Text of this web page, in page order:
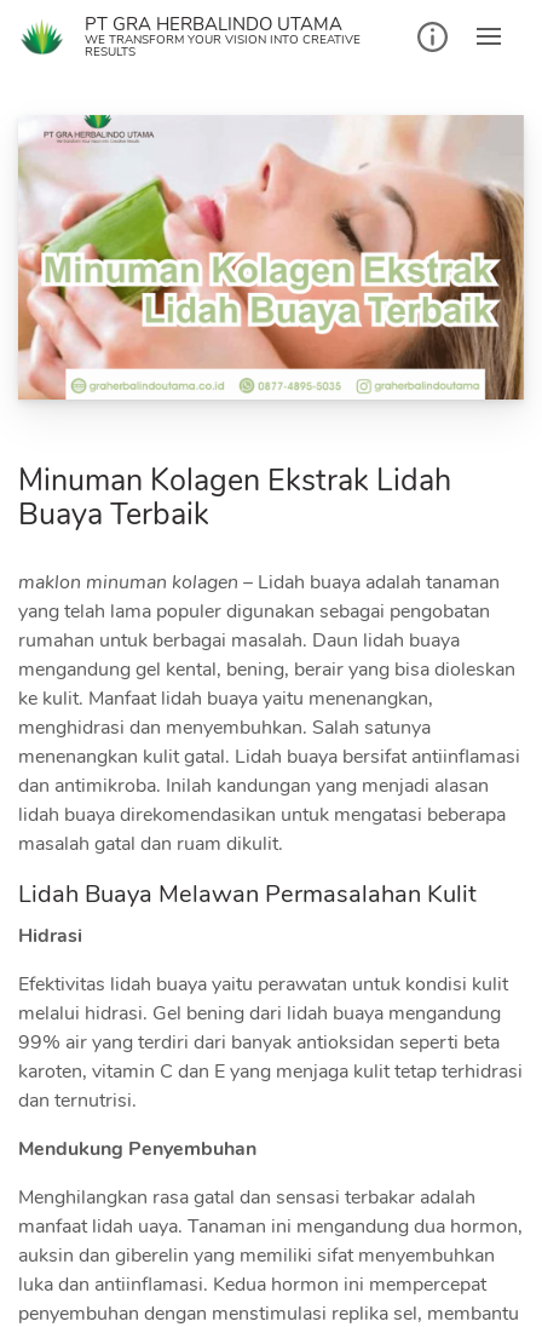
PT GRA HERBALINDO UTAMA
WE TRANSFORM YOUR VISION INTO CREATIVE
RESULTS
Minuman Kolagen Ekstrak Lidah
Buaya Terbaik
maklon minuman kolagen – Lidah buaya adalah tanaman
yang telah lama populer digunakan sebagai pengobatan
rumahan untuk berbagai masalah. Daun lidah buaya
mengandung gel kental, bening, berair yang bisa dioleskan
ke kulit. Manfaat lidah buaya yaitu menenangkan,
menghidrasi dan menyembuhkan. Salah satunya
menenangkan kulit gatal. Lidah buaya bersifat antiinflamasi
dan antimikroba. Inilah kandungan yang menjadi alasan
lidah buaya direkomendasikan untuk mengatasi beberapa
masalah gatal dan ruam dikulit.
Lidah Buaya Melawan Permasalahan Kulit
Hidrasi
Efektivitas lidah buaya yaitu perawatan untuk kondisi kulit
melalui hidrasi. Gel bening dari lidah buaya mengandung
99% air yang terdiri dari banyak antioksidan seperti beta
karoten, vitamin C dan E yang menjaga kulit tetap terhidrasi
dan ternutrisi.
Mendukung Penyembuhan
Menghilangkan rasa gatal dan sensasi terbakar adalah
manfaat lidah uaya. Tanaman ini mengandung dua hormon,
auksin dan giberelin yang memiliki sifat menyembuhkan
luka dan antiinflamasi. Kedua hormon ini mempercepat
penyembuhan dengan menstimulasi replika sel, membantu